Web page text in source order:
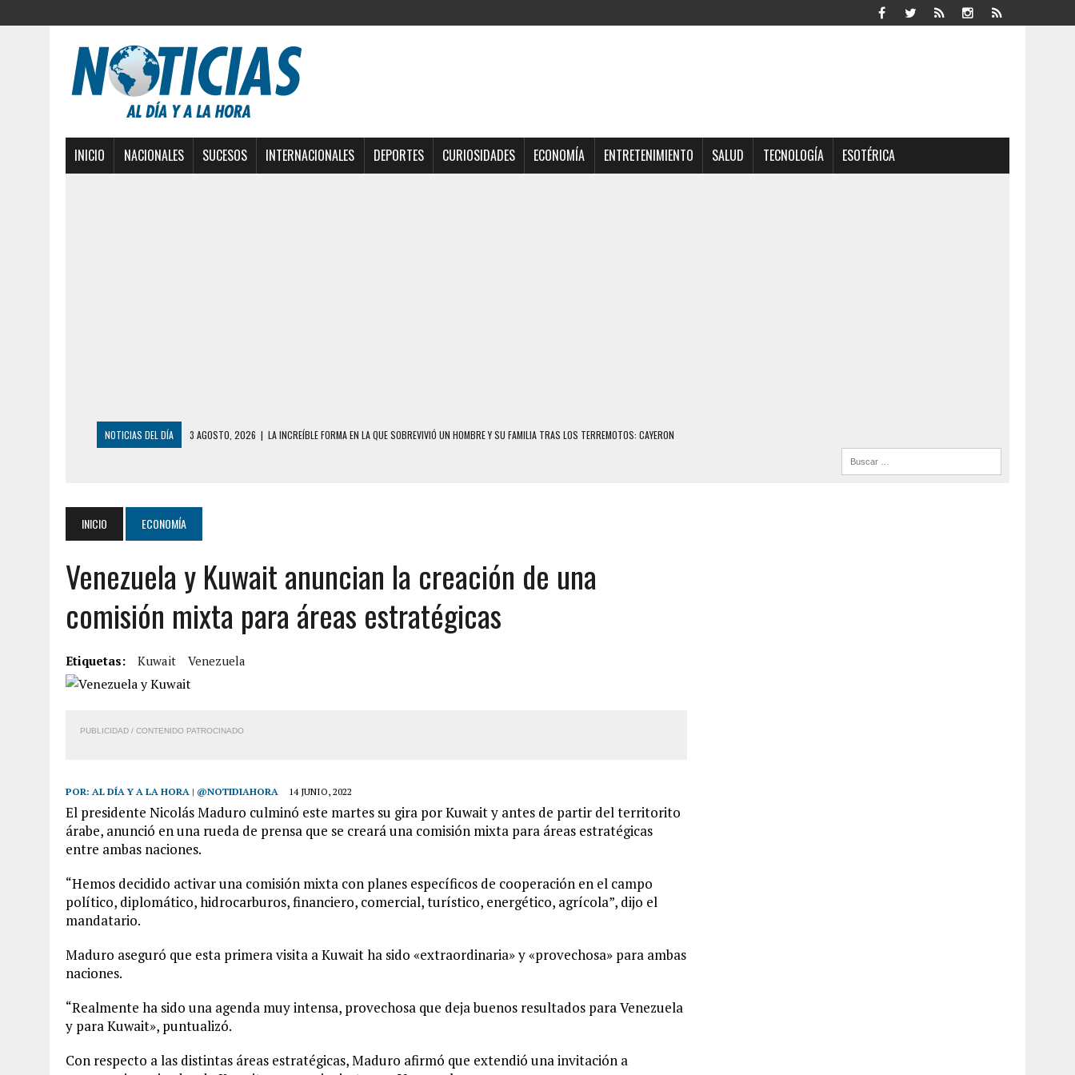
INICIO NACIONALES SUCESOS INTERNACIONALES DEPORTES CURIOSIDADES ECONOMÍA ENTRETENIMIENTO SALUD TECNOLOGÍA ESOTÉRICA
NOTICIAS DEL DÍA 3 AGOSTO, 2026 | LA INCREÍBLE FORMA EN LA QUE SOBREVIVIÓ UN HOMBRE Y SU FAMILIA TRAS LOS TERREMOTOS: CAYERON
2 AGOSTO, 2026 | COLAPSÓ TECHO DE UNA VIVIENDA EN EL CENTRO DE CARACAS CON MÁS DE 20 PERSONAS ADENTRO
2 AGOSTO, 2026
FALCÓN: MUJER ATACÓ CON UN CUCHILLO A SUS HIJOS, UNO PERDIÓ LA VIDA
6 AGOSTO, 2026
MISTERIOSA MUERTE DE MODELO EN MONAGAS: HALLARON EL CUERPO DENTRO DE SU CASA
6 AGOSTO, 2026
| BARINAS: ADOLESCENTE SE QUITÓ LA VIDA TRAS SER ACOSADA Y ABUSADA POR LA PAREJA DE SU ABUELA
INICIO ECONOMÍA
Venezuela y Kuwait anuncian la creación de una
comisión mixta para áreas estratégicas
Etiquetas: Kuwait Venezuela
PUBLICIDAD / CONTENIDO PATROCINADO
POR: AL DÍA Y A LA HORA | @NOTIDIAHORA 14 JUNIO, 2022
El presidente Nicolás Maduro culminó este martes su gira por Kuwait y antes de partir del territorito
árabe, anunció en una rueda de prensa que se creará una comisión mixta para áreas estratégicas
entre ambas naciones.
“Hemos decidido activar una comisión mixta con planes específicos de cooperación en el campo
político, diplomático, hidrocarburos, financiero, comercial, turístico, energético, agrícola”, dijo el
mandatario.
Maduro aseguró que esta primera visita a Kuwait ha sido «extraordinaria» y «provechosa» para ambas
naciones.
“Realmente ha sido una agenda muy intensa, provechosa que deja buenos resultados para Venezuela
y para Kuwait», puntualizó.
Con respecto a las distintas áreas estratégicas, Maduro afirmó que extendió una invitación a